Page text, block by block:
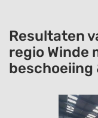
Resultaten
regio Winde
beschoeiing